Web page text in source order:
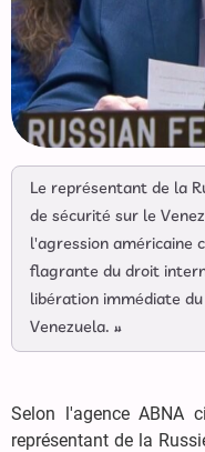
Le représentant de la
de sécurité sur le
l'agression américaine
flagrante du droit
libération immédiate
Venezuela. »
Selon l'agence ABNA
représentant de la